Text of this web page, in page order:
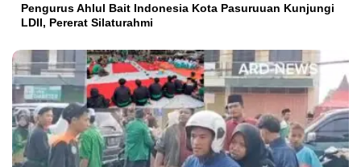
Pengurus Ahlul Bait Indonesia Kota Pasuruuan Kunjungi
LDII, Pererat Silaturahmi